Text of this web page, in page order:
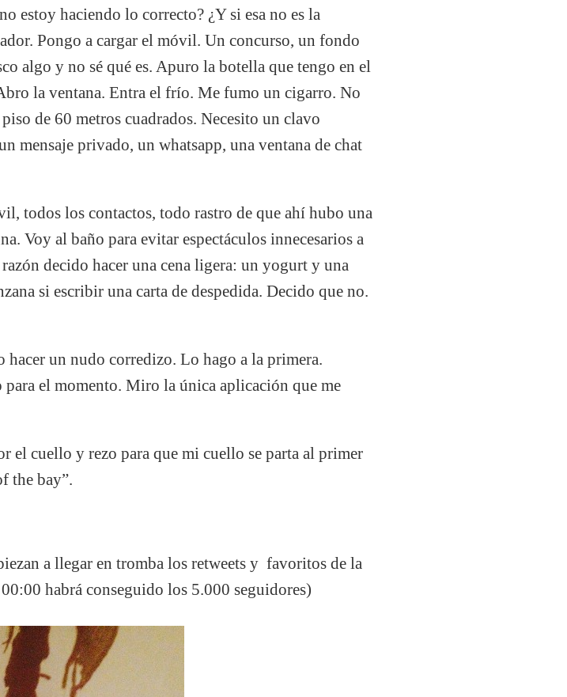
estoy haciendo lo correcto? ¿Y si esa no es la
Pongo a cargar el móvil. Un concurso, un fondo
algo y no sé qué es. Apuro la botella que tengo en el
la ventana. Entra el frío. Me fumo un cigarro. No
de 60 metros cuadrados. Necesito un clavo
mensaje privado, un whatsapp, una ventana de chat
todos los contactos, todo rastro de que ahí hubo una
Voy al baño para evitar espectáculos innecesarios a
decido hacer una cena ligera: un yogurt y una
si escribir una carta de despedida. Decido que no.
un nudo corredizo. Lo hago a la primera.
el momento. Miro la única aplicación que me
el cuello y rezo para que mi cuello se parta al primer
the bay”.
a llegar en tromba los retweets y favoritos de la
habrá conseguido los 5.000 seguidores)